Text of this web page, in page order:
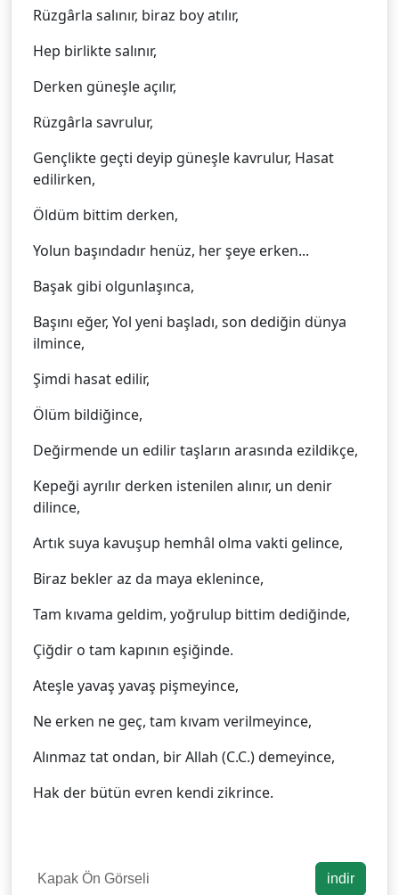
Rüzgârla salınır, biraz boy atılır,
Hep birlikte salınır,
Derken güneşle açılır,
Rüzgârla savrulur,
Gençlikte geçti deyip güneşle kavrulur, Hasat
edilirken,
Öldüm bittim derken,
Yolun başındadır henüz, her şeye erken...
Başak gibi olgunlaşınca,
Başını eğer, Yol yeni başladı, son dediğin dünya
ilmince,
Şimdi hasat edilir,
Ölüm bildiğince,
Değirmende un edilir taşların arasında ezildikçe,
Kepeği ayrılır derken istenilen alınır, un denir
dilince,
Artık suya kavuşup hemhâl olma vakti gelince,
Biraz bekler az da maya eklenince,
Tam kıvama geldim, yoğrulup bittim dediğinde,
Çiğdir o tam kapının eşiğinde.
Ateşle yavaş yavaş pişmeyince,
Ne erken ne geç, tam kıvam verilmeyince,
Alınmaz tat ondan, bir Allah (C.C.) demeyince,
Hak der bütün evren kendi zikrince.
Kapak Ön Görseli indir